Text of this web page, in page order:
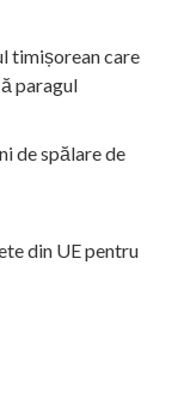
timișorean care
paragul
de spălare de
din UE pentru